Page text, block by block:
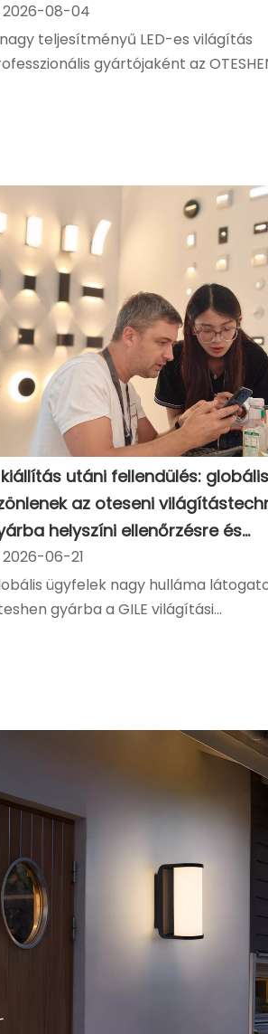
gyártó
08-04
teljesítményű LED-es világítás
gyártójaként az
utáni fellendülés:
az oteseni
helyszíni ellenőrzésre és
tárgyalásokra
06-21
ügyfelek nagy hulláma
gyárba a GILE világítási...